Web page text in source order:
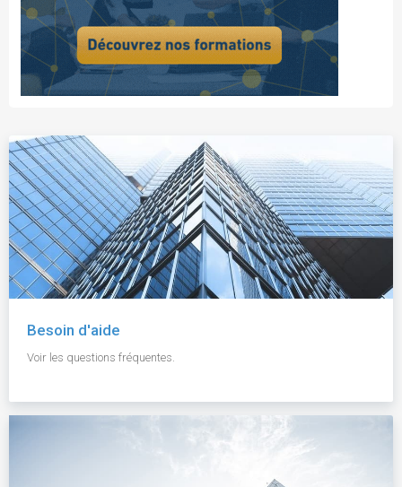
Besoin d'aide
Voir les questions fréquentes.